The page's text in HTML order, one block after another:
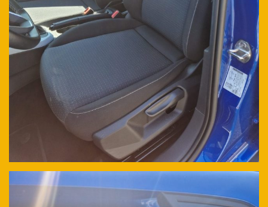
Queste informazioni non saranno condivise con terze parti